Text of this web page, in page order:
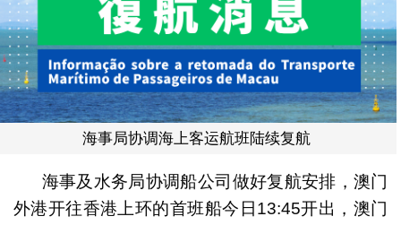
海事局协调海上客运航班陆续复航
海事及水务局协调船公司做好复航安排，澳门
外港开往香港上环的首班船今日13:45开出，澳门